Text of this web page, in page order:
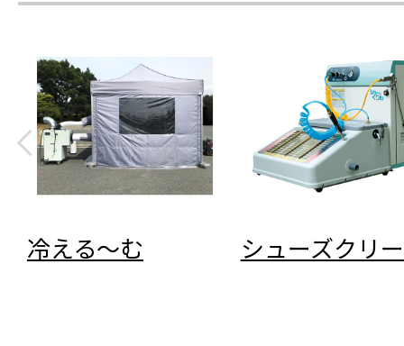
冷える～む シューズクリ